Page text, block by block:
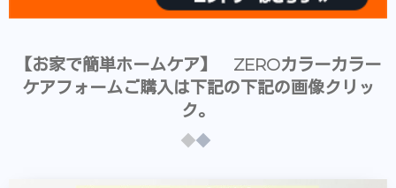
【お家で簡単ホームケア】 ZEROカラーカラー
ケアフォームご購入は下記の下記の画像クリッ
ク。